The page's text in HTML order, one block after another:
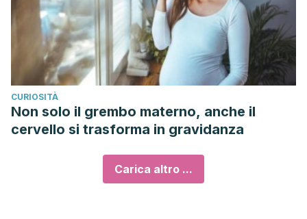
CURIOSITÀ
Non solo il grembo materno, anche il
cervello si trasforma in gravidanza
Carica altro ...